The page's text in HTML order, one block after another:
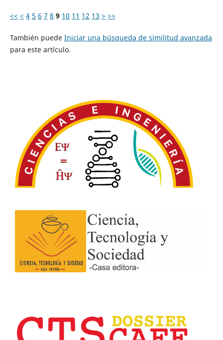
<< < 4 5 6 7 8 9 10 11 12 13 > >>
También puede Iniciar una búsqueda de similitud avanzada
para este artículo.